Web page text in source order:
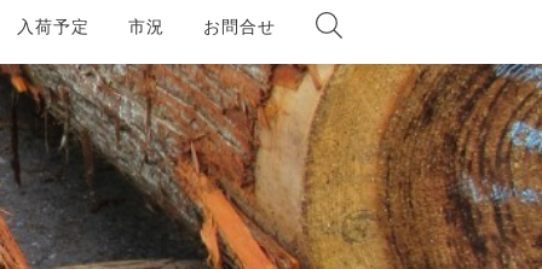
入荷予定 市況 お問合せ